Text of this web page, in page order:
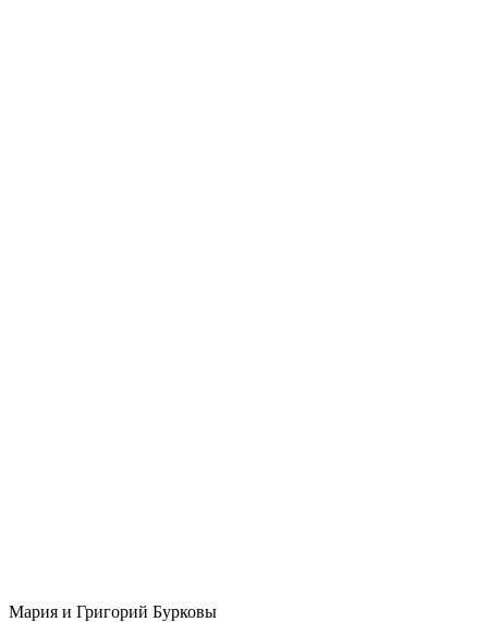
Мария и Григорий Бурковы